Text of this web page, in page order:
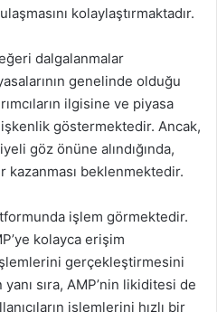
kolaylaştırmaktadır.
dalgalanmalar
genelinde olduğu
ilgisine ve piyasa
göstermektedir. Ancak,
göz önüne alındığında,
kazanması beklenmektedir.
işlem görmektedir.
kolayca erişim
işlemlerini gerçekleştirmesini
sıra, AMP’nin likiditesi de
işlemlerini hızlı bir